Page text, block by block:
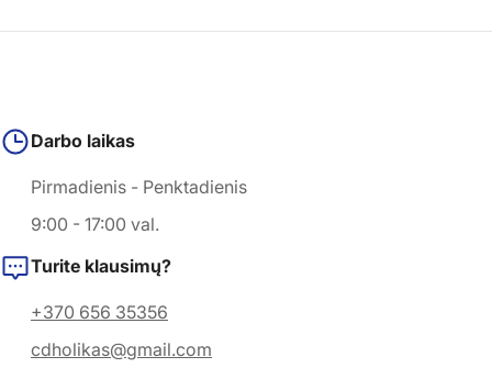
Darbo laikas
Pirmadienis - Penktadienis
9:00 - 17:00 val.
Turite klausimų?
+370 656 35356
cdholikas@gmail.com